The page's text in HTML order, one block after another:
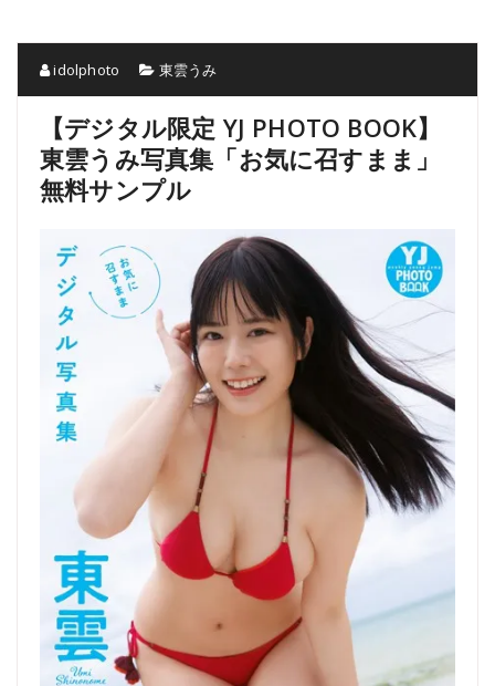
idolphoto 東雲うみ
【デジタル限定 YJ PHOTO BOOK】
東雲うみ写真集「お気に召すまま」
無料サンプル